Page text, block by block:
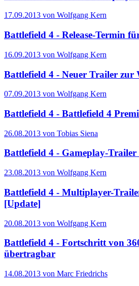
17.09.2013 von Wolfgang Kern
Battlefield 4 - Release-Termin
16.09.2013 von Wolfgang Kern
Battlefield 4 - Neuer Trailer zur
07.09.2013 von Wolfgang Kern
Battlefield 4 - Battlefield 4
26.08.2013 von Tobias Siena
Battlefield 4 - Gameplay-
23.08.2013 von Wolfgang Kern
Battlefield 4 - Multiplayer-
[Update]
20.08.2013 von Wolfgang Kern
Battlefield 4 - Fortschritt von
übertragbar
14.08.2013 von Marc Friedrichs